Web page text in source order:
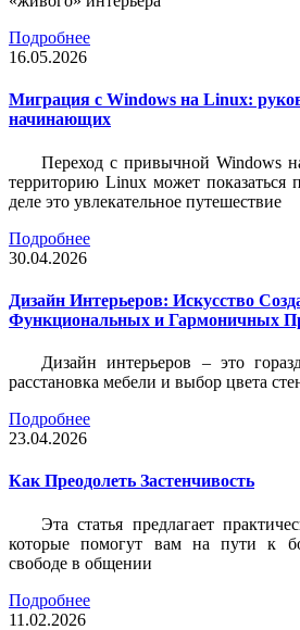
Подробнее
16.05.2026
Миграция с Windows на Linux:
начинающих
Переход с привычной Windows
территорию Linux может
деле это увлекательное путешествие
Подробнее
30.04.2026
Дизайн Интерьеров: Искусство
Функциональных и Гармоничных
Дизайн интерьеров – это
расстановка мебели и выбор цвета
Подробнее
23.04.2026
Как Преодолеть Застенчивость
Эта статья предлагает
которые помогут вам на пути к
свободе в общении
Подробнее
11.02.2026